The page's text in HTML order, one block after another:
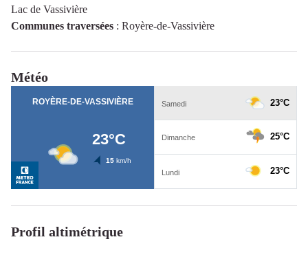
Lac de Vassivière
Communes traversées : Royère-de-Vassivière
Météo
Profil altimétrique